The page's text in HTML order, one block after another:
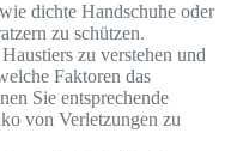
dichte Handschuhe oder
zu schützen.
zu verstehen und
Faktoren das
Sie entsprechende
von Verletzungen zu